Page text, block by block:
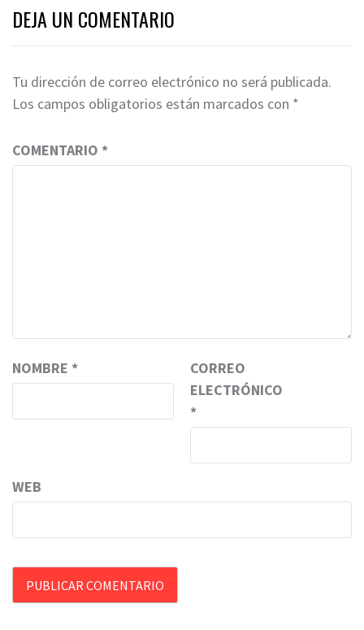
DEJA UN COMENTARIO
Tu dirección de correo electrónico no será publicada.
Los campos obligatorios están marcados con *
COMENTARIO *
NOMBRE *
CORREO
ELECTRÓNICO
*
WEB